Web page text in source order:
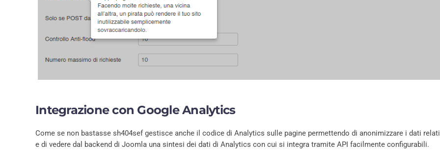
Integrazione con Google Analytics
Come se non bastasse sh404sef gestisce anche il codice di Analytics sulle pagine permettendo di anonimizzare i dati
e di vedere dal backend di Joomla una sintesi dei dati di Analytics con cui si integra tramite API facilmente configurabili.
migrazione e